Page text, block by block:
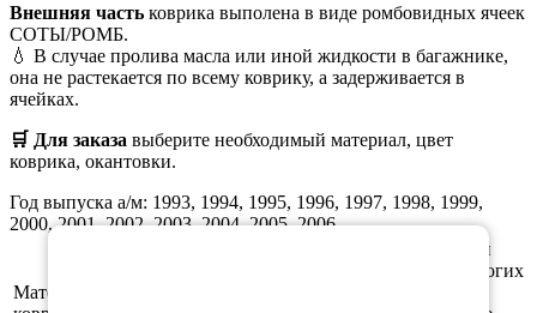
Внешняя часть коврика выполена в виде ромбовидных ячеек
СОТЫ/РОМБ.
💧 В случае пролива масла или иной жидкости в багажнике,
она не растекается по всему коврику, а задерживается в
ячейках.
🛒 Для заказа выберите необходимый материал, цвет
коврика, окантовки.
Год выпуска а/м: 1993, 1994, 1995, 1996, 1997, 1998, 1999,
2000, 2001, 2002, 2003, 2004, 2005, 2006
Материал
Этиленвинилацетат (ЭВА/ЕВА) - полимерный
материал, который зарекомендовал себя во многих